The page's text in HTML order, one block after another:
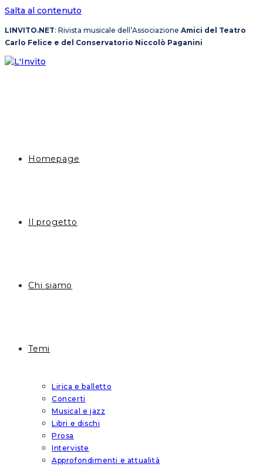
Salta al contenuto
LINVITO.NET: Rivista musicale dell’Associazione Amici del Teatro
Carlo Felice e del Conservatorio Niccolò Paganini
Homepage
Il progetto
Chi siamo
Temi
Lirica e balletto
Concerti
Musical e jazz
Libri e dischi
Prosa
Interviste
Approfondimenti e attualità